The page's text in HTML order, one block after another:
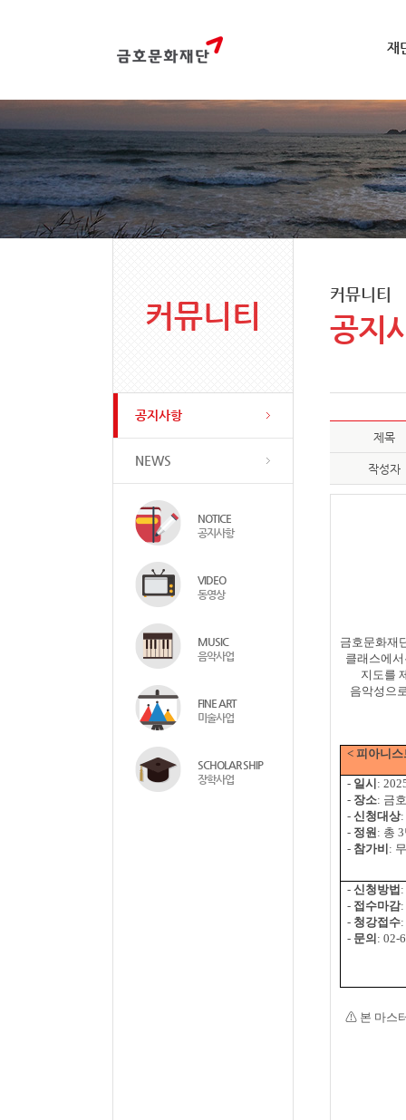
재
커뮤니티
공지사항
NEWS
NOTICE
공지사항
VIDEO
동영상
MUSIC
음악사업
FINE ART
미술사업
SCHOLAR SHIP
장학사업
커뮤니티
공지
제목
작성자
금호문화재
클래스에
지도를
음악성으
< 피아니
- 일시 :
- 장소: 금
-신청대상
- 정원: 총 3
- 참가비 :
-신청방법
- 접수마감:
- 청강접수
- 문의 : 02-
⚠ 본 마스